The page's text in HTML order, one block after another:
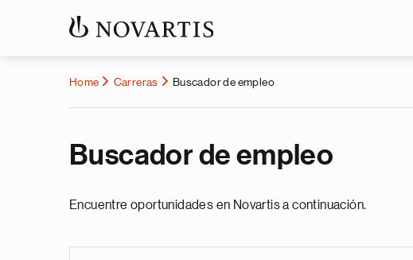
Home Carreras Buscador de empleo
Buscador de empleo
Encuentre oportunidades en Novartis a continuación.